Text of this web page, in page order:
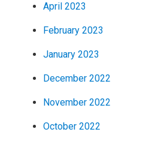
April 2023
February 2023
January 2023
December 2022
November 2022
October 2022